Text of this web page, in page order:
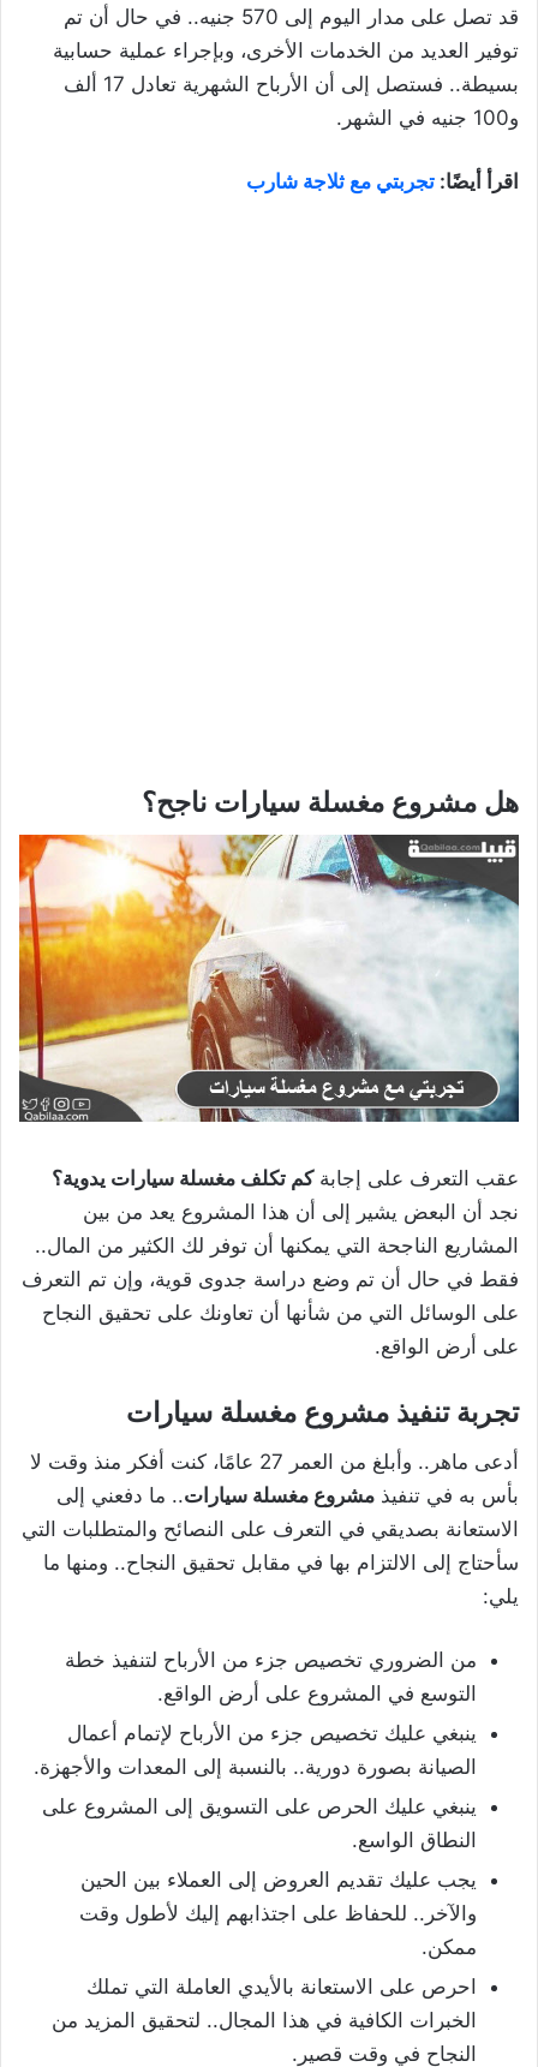
قد تصل على مدار اليوم إلى 570 جنيه.. في حال أن تم
توفير العديد من الخدمات الأخرى، وبإجراء عملية حسابية
بسيطة.. فستصل إلى أن الأرباح الشهرية تعادل 17 ألف
و100 جنيه في الشهر.
اقرأ أيضًا: تجربتي مع ثلاجة شارب
هل مشروع مغسلة سيارات ناجح؟
عقب التعرف على إجابةكم تكلف مغسلة سيارات يدوية؟
نجد أن البعض يشير إلى أن هذا المشروع يعد من بين
المشاريع الناجحة التي يمكنها أن توفر لك الكثير من المال..
فقط في حال أن تم وضع دراسة جدوى قوية، وإن تم التعرف
على الوسائل التي من شأنها أن تعاونك على تحقيق النجاح
على أرض الواقع.
تجربة تنفيذ مشروع مغسلة سيارات
أدعى ماهر.. وأبلغ من العمر 27 عامًا، كنت أفكر منذ وقت لا
بأس به في تنفيذ مشروع مغسلة سيارات.. ما دفعني إلى
الاستعانة بصديقي في التعرف على النصائح والمتطلبات التي
سأحتاج إلى الالتزام بها في مقابل تحقيق النجاح.. ومنها ما
يلي:
من الضروري تخصيص جزء من الأرباح لتنفيذ خطة
التوسع في المشروع على أرض الواقع.
ينبغي عليك تخصيص جزء من الأرباح لإتمام أعمال
الصيانة بصورة دورية.. بالنسبة إلى المعدات والأجهزة.
ينبغي عليك الحرص على التسويق إلى المشروع على
النطاق الواسع.
يجب عليك تقديم العروض إلى العملاء بين الحين
والآخر.. للحفاظ على اجتذابهم إليك لأطول وقت
ممكن.
احرص على الاستعانة بالأيدي العاملة التي تملك
الخبرات الكافية في هذا المجال.. لتحقيق المزيد من
النجاح في وقت قصير.